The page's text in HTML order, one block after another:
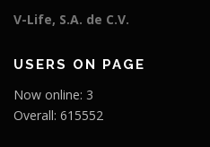
V-Life, S.A. de C.V.
USERS ON PAGE
Now online: 3
Overall: 615552